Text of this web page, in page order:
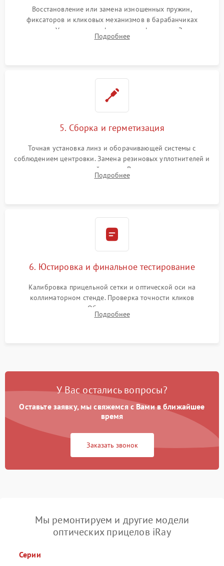
Восстановление или замена изношенных пружин,
фиксаторов и кликовых механизмов в барабанчиках
поправок. Устранение люфтов в трансфокаторе. Замена
поврежденных линз, разбитой сетки или восстановление
Подробнее
5. Сборка и герметизация
Точная установка линз и оборачивающей системы с
соблюдением центровки. Замена резиновых уплотнителей и
нанесение влагозащитной смазки. Вакуумирование корпуса
и заполнение его осушенным азотом или аргоном для
Подробнее
6. Юстировка и финальное тестирование
Калибровка прицельной сетки и оптической оси на
коллиматорном стенде. Проверка точности кликов
механизма поправок. Обязательное испытание прицела на
ударном стенде для проверки устойчивости к отдаче и
Подробнее
У Вас остались вопросы?
Оставьте заявку, мы свяжемся с Вами в ближайшее
время
Заказать звонок
Мы ремонтируем и другие модели
оптических прицелов iRay
Серии